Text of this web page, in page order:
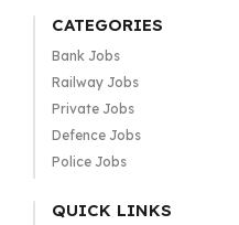
CATEGORIES
Bank Jobs
Railway Jobs
Private Jobs
Defence Jobs
Police Jobs
QUICK LINKS